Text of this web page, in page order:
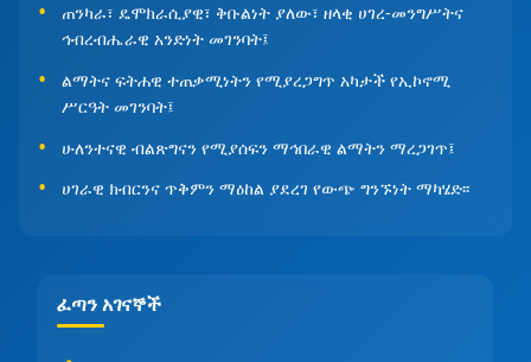
ጠንካራ፣ ዴሞክራሲያዊ፣ ቅቡልነት ያለው፣ ዘላቂ ሀገረ-መንግሥትና
ኅብረብሔራዊ አንድነት መገንባት፤
ልማትና ፍትሐዊ ተጠቃሚነትን የሚያረጋግጥ አካታች የኢኮኖሚ
ሥርዓት መገንባት፤
ሁለንተናዊ ብልጽግናን የሚያሰፍን ማኅበራዊ ልማትን ማረጋገጥ፤
ሀገራዊ ክብርንና ጥቅምን ማዕከል ያደረገ የውጭ ግንኙነት ማካሄድ፡፡
ፈጣን አገናኞች